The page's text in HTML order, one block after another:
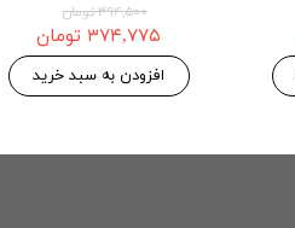
۳۹۴,۵۰۰ تومان
۳۷۴,۷۷۵ تومان
افزودن به سبد خرید